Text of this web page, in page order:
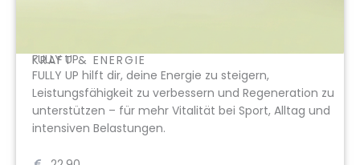
KRAFT & ENERGIE
FULLY UP
FULLY UP hilft dir, deine Energie zu steigern,
Leistungsfähigkeit zu verbessern und Regeneration zu
unterstützen – für mehr Vitalität bei Sport, Alltag und
intensiven Belastungen.